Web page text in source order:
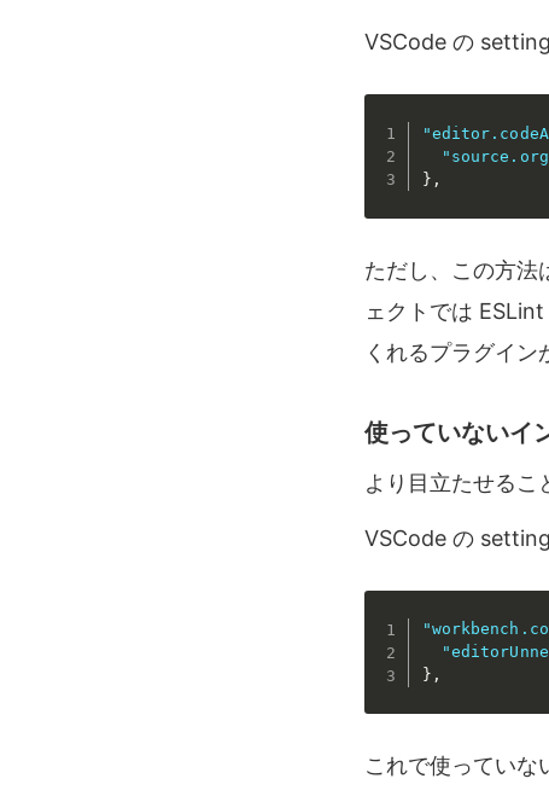
VSCode の
} ,
ただし、この方法
ェクトでは
くれるプラグイ
使っていないイ
より目立たせるこ
VSCode の
} ,
これで使っていな